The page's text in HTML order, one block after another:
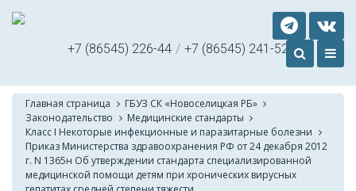
+7 (86545) 226-44 / +7 (86545) 241-52
Главная страница
ГБУЗ СК «Новоселицкая РБ»
Законодательство
Медицинские стандарты
Класс I Некоторые инфекционные и паразитарные болезни
Приказ Министерства здравоохранения РФ от 24 декабря 2012
г. N 1365н Об утверждении стандарта специализированной
медицинской помощи детям при хронических вирусных